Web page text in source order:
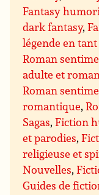
Fantasy
dark fantasy,
légende en
Roman
adulte et
Roman
romantique,
Sagas,Fiction
et parodies,
religieuse et
Nouvelles,
Guides de